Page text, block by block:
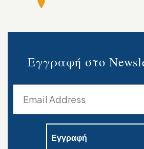
Εγγραφή στο